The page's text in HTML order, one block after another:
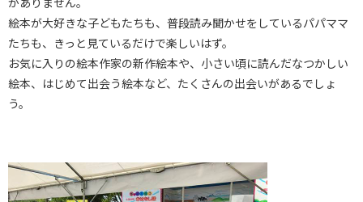
絵本が大好きな子どもたちも、普段読み聞かせをしているパパママ
たちも、きっと見ているだけで楽しいはず。
お気に入りの絵本作家の新作絵本や、小さい頃に読んだなつかしい
絵本、はじめて出会う絵本など、たくさんの出会いがあるでしょ
う。